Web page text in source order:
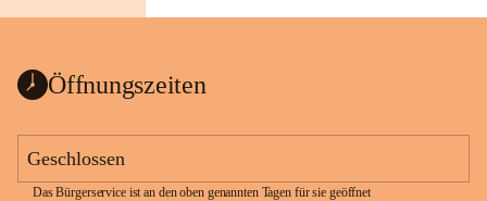
Öffnungszeiten
Geschlossen
Das Bürgerservice ist an den oben genannten Tagen für sie geöffnet